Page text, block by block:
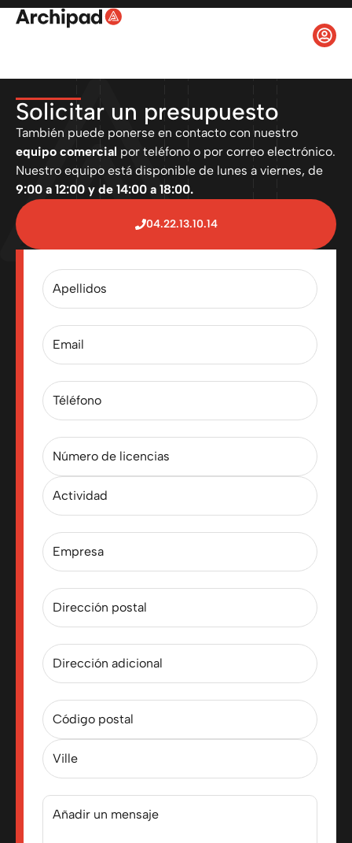
Solicitar un presupuesto
También puede ponerse en contacto con nuestro
equipo comercial por teléfono o por correo electrónico.
Nuestro equipo está disponible de lunes a viernes, de
9:00 a 12:00 y de 14:00 a 18:00.
04.22.13.10.14